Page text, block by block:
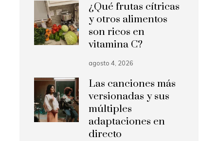
¿Qué frutas cítricas
y otros alimentos
son ricos en
vitamina C?
agosto 4, 2026
Las canciones más
versionadas y sus
múltiples
adaptaciones en
directo